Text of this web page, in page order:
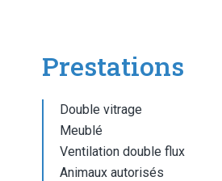
Prestations
Double vitrage
Meublé
Ventilation double flux
Animaux autorisés